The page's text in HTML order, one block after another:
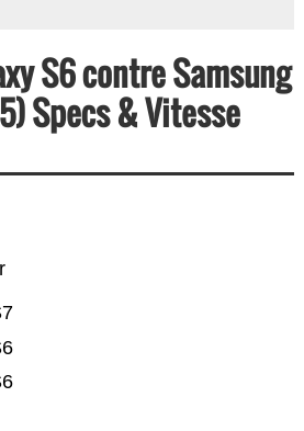
S6 contre Samsung
Specs & Vitesse